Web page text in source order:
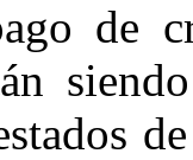
de